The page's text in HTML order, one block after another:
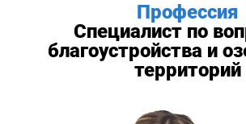
Профессия
Специалист по
благоустройства и
территорий